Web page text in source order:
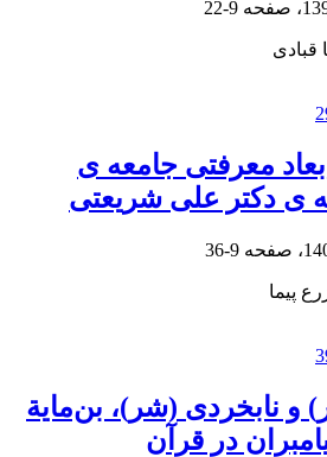
9-22
قبادی
معرفتی جامعه ی
ی دکتر علی شریعتی
9-36
پیما
و نابخردی (شر)، بن‌مایة
در قرآن